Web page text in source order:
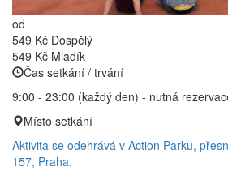
od
549 Kč Dospělý
549 Kč Mladík
Čas setkání / trvání
9:00 - 23:00 (každý den) - nutná
Místo setkání
Aktivita se odehrává v Action Parku,
157, Praha.